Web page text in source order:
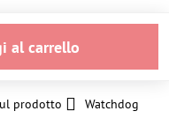
al carrello
prodotto
Watchdog